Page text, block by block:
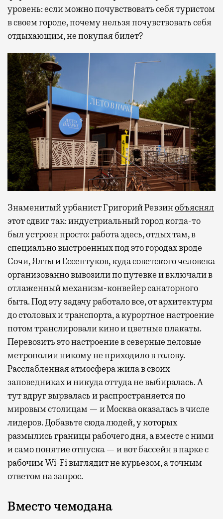
уровень: если можно почувствовать себя туристом
в своем городе, почему нельзя почувствовать себя
отдыхающим, не покупая билет?
Знаменитый урбанист Григорий Ревзинобъяснял
этот сдвиг так: индустриальный город когда-то
был устроен просто: работа здесь, отдых там, в
специально выстроенных под это городах вроде
Сочи, Ялты и Ессентуков, куда советского человека
организованно вывозили по путевке и включали в
отлаженный механизм-конвейер санаторного
быта. Под эту задачу работало все, от архитектуры
до столовых и транспорта, а курортное настроение
потом транслировали кино и цветные плакаты.
Перевозить это настроение в северные деловые
метрополии никому не приходило в голову.
Расслабленная атмосфера жила в своих
заповедниках и никуда оттуда не выбиралась. А
тут вдруг вырвалась и распространяется по
мировым столицам — и Москва оказалась в числе
лидеров. Добавьте сюда людей, у которых
размылись границы рабочего дня, а вместе с ними
и само понятие отпуска — и вот бассейн в парке с
рабочим Wi-Fi выглядит не курьезом, а точным
ответом на запрос.
Вместо чемодана